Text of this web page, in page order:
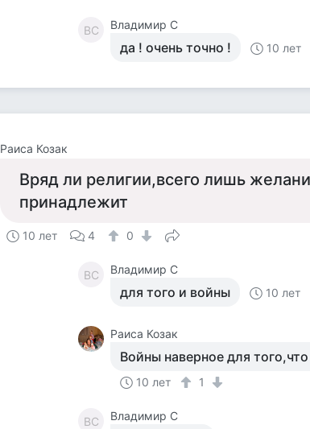
ВС Владимир С
да ! очень точно ! 10 лет
Раиса Козак
Вряд ли религии,всего лишь
принадлежит
10 лет 4 0
ВС Владимир С
для того и войны 10 лет
Раиса Козак
Войны наверное для
10 лет 1
ВС Владимир С